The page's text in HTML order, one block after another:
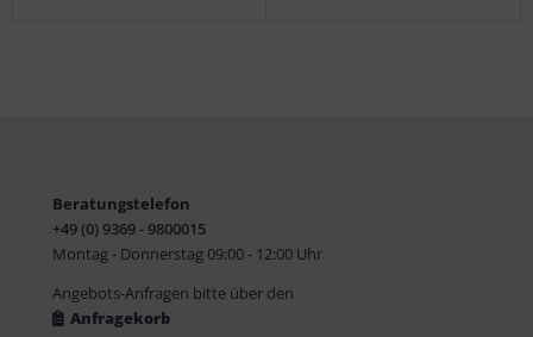
Beratungstelefon
+49 (0) 9369 - 9800015
Montag - Donnerstag 09:00 - 12:00 Uhr
Angebots-Anfragen bitte über den
Anfragekorb